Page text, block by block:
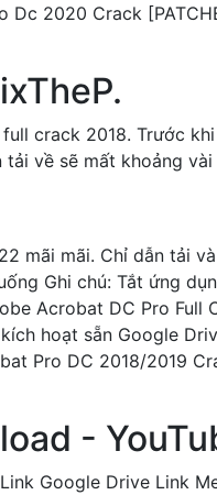
Dc 2020 Crack
crack 2018. Trước
về sẽ mất khoảng vài
mãi mãi. Chỉ dẫn tải
Ghi chú: Tắt ứng
Acrobat DC Pro Full
hoạt sẵn Google
Pro DC 2018/2019
-
Google Drive Link